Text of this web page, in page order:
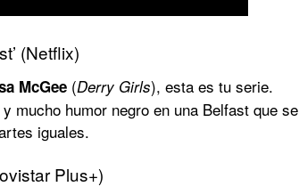
(Netflix)
McGee (Derry Girls), esta es tu serie.
mucho humor negro en una Belfast que se
iguales.
Plus+)